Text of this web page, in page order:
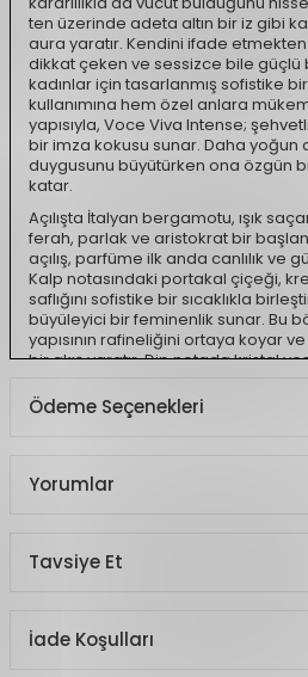
ten üzerinde adeta altın bir iz gibi
aura yaratır. Kendini ifade
dikkat çeken ve sessizce bile güçlü
kadınlar için tasarlanmış sofistike
kullanımına hem özel anlara
yapısıyla, Voce Viva Intense;
bir imza kokusu sunar. Daha yoğun
duygusunu büyütürken ona özgün
katar.
Açılışta İtalyan bergamotu, ışık
ferah, parlak ve aristokrat bir
açılış, parfüme ilk anda canlılık ve
Kalp notasındaki portakal çiçeği,
saflığını sofistike bir sıcaklıkla
büyüleyici bir feminenlik sunar. Bu
yapısının rafineliğini ortaya koyar
bir akış yaratır. Dip notada kristal
derin ve kararlı bir temel sağlar. Bu
etkileyici bir kalıcılık ve karakterli bir
şehvetli bir zemine uzanan zarif
Kalp notaları:
Ürün Açıklaması
Ödeme Seçenekleri
Yorumlar
Tavsiye Et
İade Koşulları